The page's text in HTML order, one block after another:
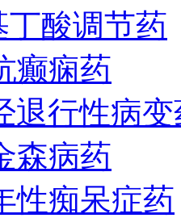
丁酸调节药
癫痫药
退行性病
森病药
性痴呆症药